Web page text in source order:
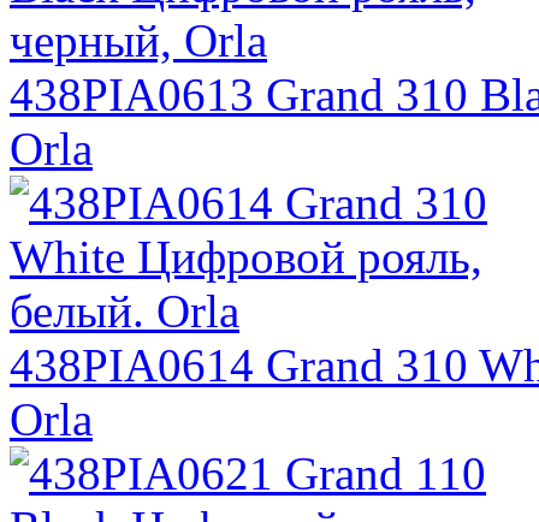
438PIA0613 Grand 310
Orla
438PIA0614 Grand 310
Orla